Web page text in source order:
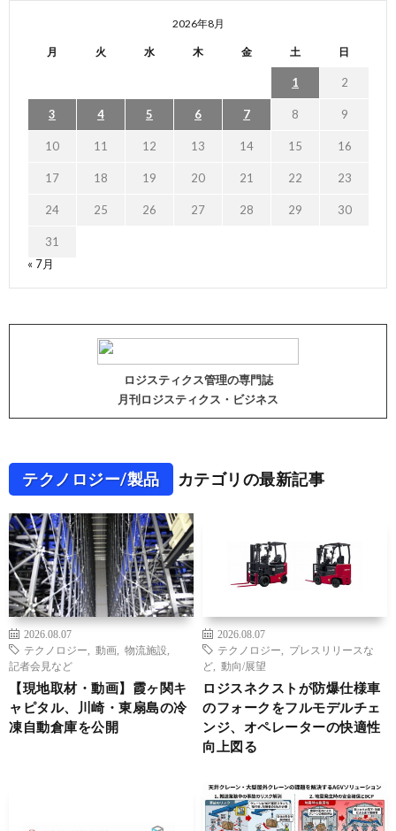
2026年8月
月 火 水 木 金 土 日
1 2
3 4 5 6 7 8 9
10 11 12 13 14 15 16
17 18 19 20 21 22 23
24 25 26 27 28 29 30
31
« 7月
ロジスティクス管理の専門誌
月刊ロジスティクス・ビジネス
テクノロジー/製品 カテゴリの最新記事
2026.08.07
テクノロジー
動画 物流施設
記者会見など
【現地取材・動画】霞ヶ関キ
ャピタル、川崎・東扇島の冷
凍自動倉庫を公開
2026.08.07
テクノロジー
プレスリリースな
ど
動向/展望
ロジスネクストが防爆仕様車
のフォークをフルモデルチェ
ンジ、オペレーターの快適性
向上図る